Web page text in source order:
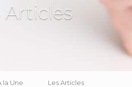
Articles
la Une Les Articles